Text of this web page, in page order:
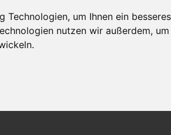
um Ihnen ein
nutzen wir außerdem,